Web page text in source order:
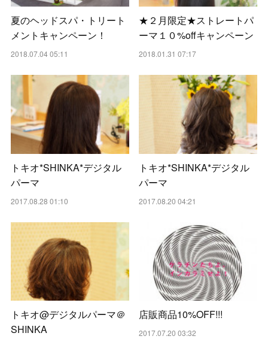
夏のヘッドスパ・トリート
メントキャンペーン！
2018.07.04 05:11
★２月限定★ストレートパ
ーマ１０%offキャンペーン
2018.01.31 07:17
トキオ*SHINKA*デジタル
パーマ
2017.08.28 01:10
トキオ*SHINKA*デジタル
パーマ
2017.08.20 04:21
トキオ@デジタルパーマ＠
SHINKA
店販商品10%OFF!!!
2017.07.20 03:32